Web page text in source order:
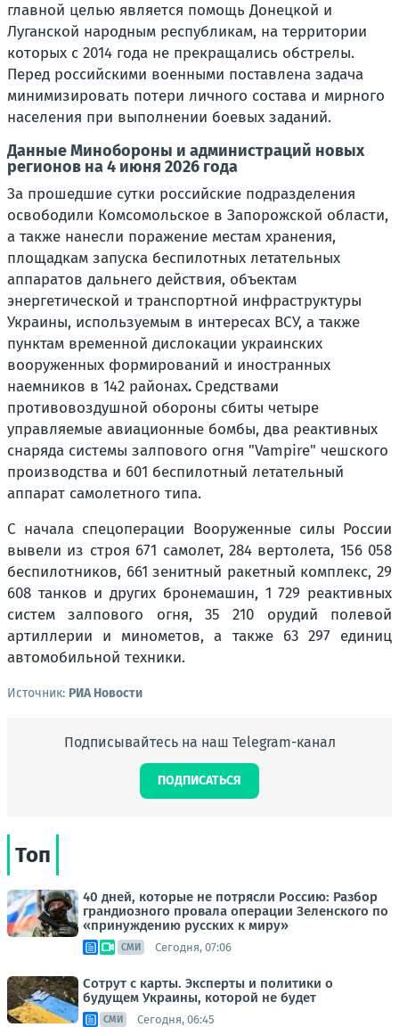
главной целью является помощь Донецкой и
Луганской народным республикам, на территории
которых с 2014 года не прекращались обстрелы.
Перед российскими военными поставлена задача
минимизировать потери личного состава и мирного
населения при выполнении боевых заданий.
Данные Минобороны и администраций новых
регионов на 4 июня 2026 года
За прошедшие сутки российские подразделения
освободили Комсомольское в Запорожской области,
а также нанесли поражение местам хранения,
площадкам запуска беспилотных летательных
аппаратов дальнего действия, объектам
энергетической и транспортной инфраструктуры
Украины, используемым в интересах ВСУ, а также
пунктам временной дислокации украинских
вооруженных формирований и иностранных
наемников в 142 районах. Средствами
противовоздушной обороны сбиты четыре
управляемые авиационные бомбы, два реактивных
снаряда системы залпового огня "Vampire" чешского
производства и 601 беспилотный летательный
аппарат самолетного типа.
С начала спецоперации Вооруженные силы России
вывели из строя 671 самолет, 284 вертолета, 156 058
беспилотников, 661 зенитный ракетный комплекс, 29
608 танков и других бронемашин, 1 729 реактивных
систем залпового огня, 35 210 орудий полевой
артиллерии и минометов, а также 63 297 единиц
автомобильной техники.
Источник: РИА Новости
Подписывайтесь на наш Telegram-канал
ПОДПИСАТЬСЯ
Топ
40 дней, которые не потрясли Россию: Разбор
грандиозного провала операции Зеленского по
«принуждению русских к миру»
СМИ Сегодня, 07:06
Сотрут с карты. Эксперты и политики о
будущем Украины, которой не будет
СМИ Сегодня, 06:45